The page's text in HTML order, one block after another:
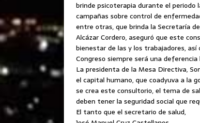
brinde psicoterapia durante el periodo
campañas sobre control de
entre otras, que brinda la Secretaría
Alcázar Cordero, aseguró que este
bienestar de las y los trabajadores,
Congreso siempre será una deferencia
La presidenta de la Mesa Directiva,
el capital humano, que coadyuva a la
se crea este consultorio, el tema de
deben tener la seguridad social que
El tanto que el secretario de salud,